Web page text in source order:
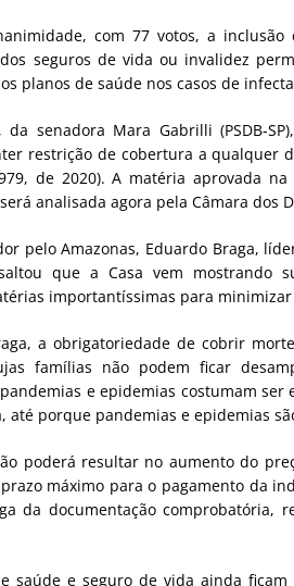
com 77 votos, a
seguros de vida ou invalidez
planos de saúde nos casos de
da senadora Mara Gabrilli (PSDB-
restrição de cobertura a qualquer
de 2020). A matéria aprovada
analisada agora pela Câmara dos
pelo Amazonas, Eduardo Braga,
que a Casa vem mostrando
importantíssimas para
a obrigatoriedade de cobrir
famílias não podem ficar
e epidemias costumam ser
até porque pandemias e epidemias
poderá resultar no aumento do
máximo para o pagamento da
da documentação comprobatória,
saúde e seguro de vida ainda